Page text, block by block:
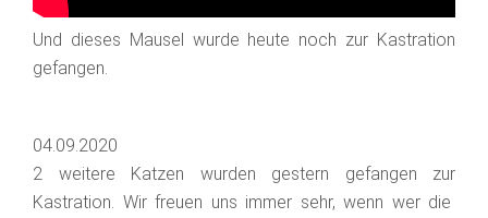
Und dieses Mausel wurde heute noch zur Kastration
gefangen.
04.09.2020
2 weitere Katzen wurden gestern gefangen zur
Kastration. Wir freuen uns immer sehr, wenn wer die